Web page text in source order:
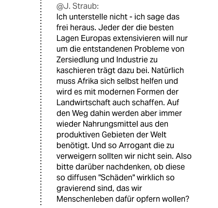
@J. Straub:
Ich unterstelle nicht - ich sage das
frei heraus. Jeder der die besten
Lagen Europas extensivieren will nur
um die entstandenen Probleme von
Zersiedlung und Industrie zu
kaschieren trägt dazu bei. Natürlich
muss Afrika sich selbst helfen und
wird es mit modernen Formen der
Landwirtschaft auch schaffen. Auf
den Weg dahin werden aber immer
wieder Nahrungsmittel aus den
produktiven Gebieten der Welt
benötigt. Und so Arrogant die zu
verweigern sollten wir nicht sein. Also
bitte darüber nachdenken, ob diese
so diffusen "Schäden" wirklich so
gravierend sind, das wir
Menschenleben dafür opfern wollen?